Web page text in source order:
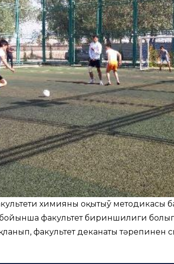
химияны оқытыў методикасы
факультет бириншилиги болып
факультет деканаты тәрепинен